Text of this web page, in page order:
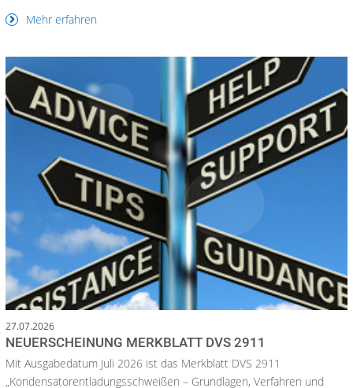
Mehr erfahren
27.07.2026
NEUERSCHEINUNG MERKBLATT DVS 2911
Mit Ausgabedatum Juli 2026 ist das Merkblatt DVS 2911
„Kondensatorentladungsschweißen – Grundlagen, Verfahren und